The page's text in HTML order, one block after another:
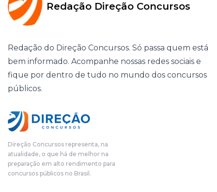
Redação Direção Concursos
Redação do Direção Concursos. Só passa quem está
bem informado. Acompanhe nossas redes sociais e
fique por dentro de tudo no mundo dos concursos
públicos.
Direção Concursos representa, na
atualidade, o que há de melhor na
preparação em alto rendimento para
concursos públicos no Brasil.